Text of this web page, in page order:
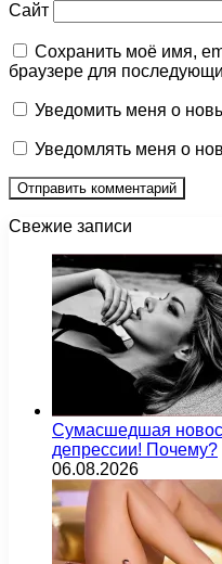
Сайт
Сохранить моё имя,
браузере для
Уведомить меня о
Уведомлять меня о
Свежие записи
Сумасшедшая
депрессии! Почему?
06.08.2026